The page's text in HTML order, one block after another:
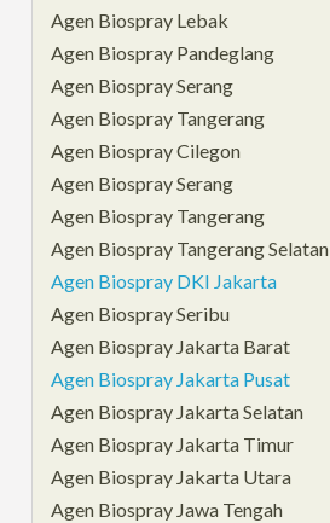
Agen Biospray Lebak
Agen Biospray Pandeglang
Agen Biospray Serang
Agen Biospray Tangerang
Agen Biospray Cilegon
Agen Biospray Serang
Agen Biospray Tangerang
Agen Biospray Tangerang Selatan
Agen Biospray DKI Jakarta
Agen Biospray Seribu
Agen Biospray Jakarta Barat
Agen Biospray Jakarta Pusat
Agen Biospray Jakarta Selatan
Agen Biospray Jakarta Timur
Agen Biospray Jakarta Utara
Agen Biospray Jawa Tengah